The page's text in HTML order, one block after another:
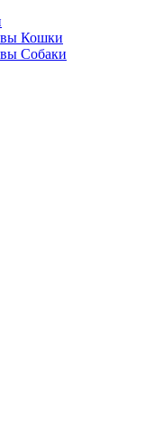
Кошки
Собаки